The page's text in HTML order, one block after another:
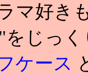
マ好き
をじっ
ケース